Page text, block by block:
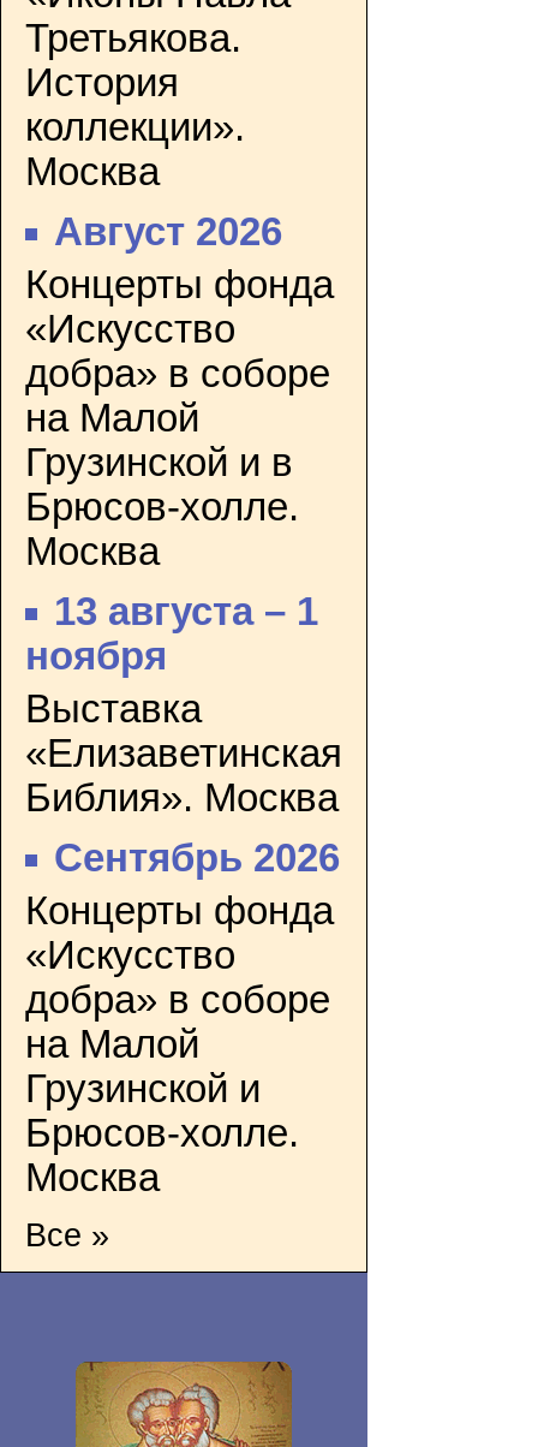
Третьякова.
История
коллекции».
Москва
Август 2026
Концерты фонда
«Искусство
добра» в соборе
на Малой
Грузинской и в
Брюсов-холле.
Москва
13 августа – 1
ноября
Выставка
«Елизаветинская
Библия». Москва
Сентябрь 2026
Концерты фонда
«Искусство
добра» в соборе
на Малой
Грузинской и
Брюсов-холле.
Москва
Все »